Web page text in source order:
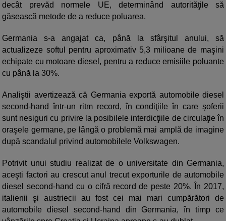
decât prevăd normele UE, determinând autorităţile să
găsească metode de a reduce poluarea.
Germania s-a angajat ca, până la sfârşitul anului, să
actualizeze softul pentru aproximativ 5,3 milioane de maşini
echipate cu motoare diesel, pentru a reduce emisiile poluante
cu până la 30%.
Analiştii avertizează că Germania exportă automobile diesel
second-hand într-un ritm record, în condiţiile în care şoferii
sunt nesiguri cu privire la posibilele interdicţiile de circulaţie în
oraşele germane, pe lângă o problemă mai amplă de imagine
după scandalul privind automobilele Volkswagen.
Potrivit unui studiu realizat de o universitate din Germania,
aceşti factori au crescut anul trecut exporturile de automobile
diesel second-hand cu o cifră record de peste 20%. În 2017,
italienii şi austriecii au fost cei mai mari cumpărători de
automobile diesel second-hand din Germania, în timp ce